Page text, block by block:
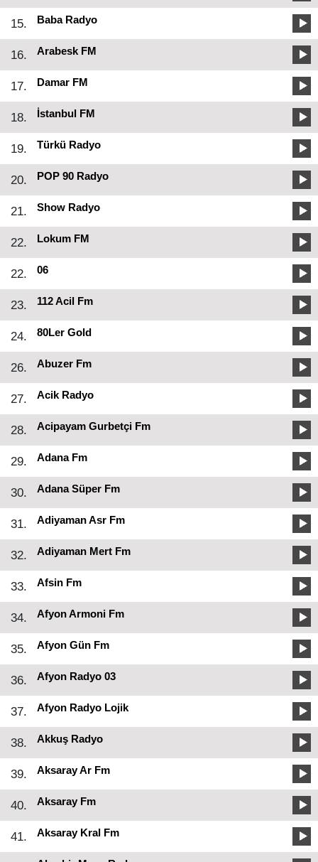
15. Baba Radyo
16. Arabesk FM
17. Damar FM
18. İstanbul FM
19. Türkü Radyo
20. POP 90 Radyo
21. Show Radyo
22. Lokum FM
22. 06
23. 112 Acil Fm
24. 80Ler Gold
26. Abuzer Fm
27. Acik Radyo
28. Acipayam Gurbetçi Fm
29. Adana Fm
30. Adana Süper Fm
31. Adiyaman Asr Fm
32. Adiyaman Mert Fm
33. Afsin Fm
34. Afyon Armoni Fm
35. Afyon Gün Fm
36. Afyon Radyo 03
37. Afyon Radyo Lojik
38. Akkuş Radyo
39. Aksaray Ar Fm
40. Aksaray Fm
41. Aksaray Kral Fm